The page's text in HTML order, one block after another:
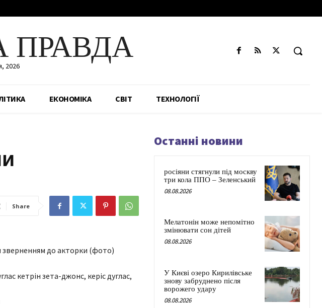
ПРАВДА
2026
ЕКОНОМІКА СВІТ ТЕХНОЛОГІЇ
Share
до акторки (фото)
Останні новини
росіяни стягнули під москву
три кола ППО – Зеленський
08.08.2026
Мелатонін може непомітно
змінювати сон дітей
08.08.2026
У Києві озеро Кирилівське
знову забруднено після
ворожего удару
08.08.2026